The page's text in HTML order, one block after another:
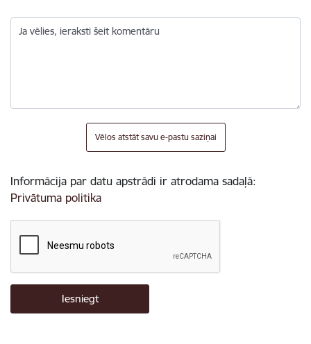
Ja vēlies, ieraksti šeit komentāru
Vēlos atstāt savu e-pastu saziņai
Informācija par datu apstrādi ir atrodama sadaļā:
Privātuma politika